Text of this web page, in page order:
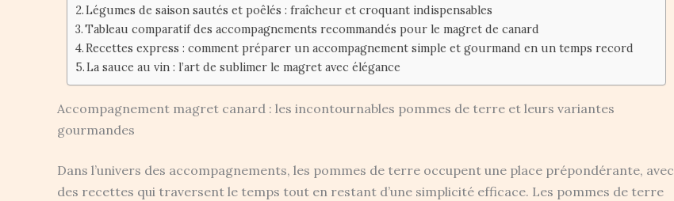
Légumes de saison sautés et poêlés : fraîcheur et croquant indispensables
Tableau comparatif des accompagnements recommandés pour le magret de canard
Recettes express : comment préparer un accompagnement simple et gourmand en un temps record
La sauce au vin : l’art de sublimer le magret avec élégance
Accompagnement magret canard : les incontournables pommes de terre et leurs variantes
gourmandes
Dans l’univers des accompagnements, les pommes de terre occupent une place prépondérante, avec
des recettes qui traversent le temps tout en restant d’une simplicité efficace. Les pommes de terre